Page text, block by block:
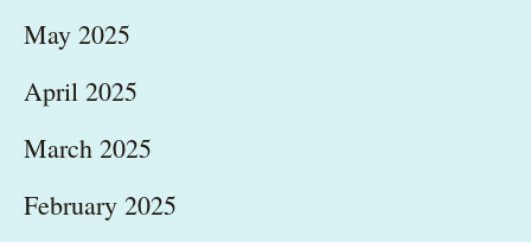
May 2025
April 2025
March 2025
February 2025